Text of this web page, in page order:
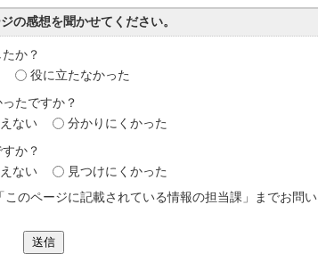
の感想を聞かせてください。
か？
役に立たなかった
たですか？
ない 分かりにくかった
か？
ない
見つけにくかった
のページに記載されている情報の担当課」までお問い
送信